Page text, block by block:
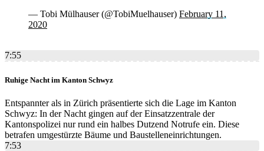
— Tobi Mülhauser (@TobiMuelhauser) February 11,
2020
7:55
Ruhige Nacht im Kanton Schwyz
Entspannter als in Zürich präsentierte sich die Lage im Kanton
Schwyz: In der Nacht gingen auf der Einsatzzentrale der
Kantonspolizei nur rund ein halbes Dutzend Notrufe ein. Diese
betrafen umgestürzte Bäume und Baustelleneinrichtungen.
7:53